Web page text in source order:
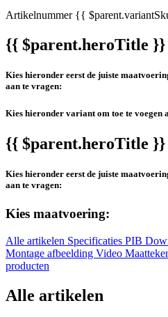
Artikelnummer{{
{{ $parent.heroTitle }}
Kies hieronder eerst de juiste
aan te vragen:
Kies hieronder variant om toe te voegen
{{ $parent.heroTitle }}
Kies hieronder eerst de juiste
aan te vragen:
Kies maatvoering:
Alle artikelen Specificaties PIB
Montage afbeelding Video
producten
Alle artikelen